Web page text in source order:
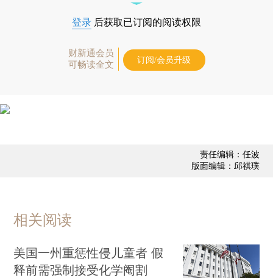
登录 后获取已订阅的阅读权限
财新通会员
可畅读全文
订阅/会员升级
责任编辑：任波
版面编辑：邱祺璞
相关阅读
美国一州重惩性侵儿童者 假
释前需强制接受化学阉割